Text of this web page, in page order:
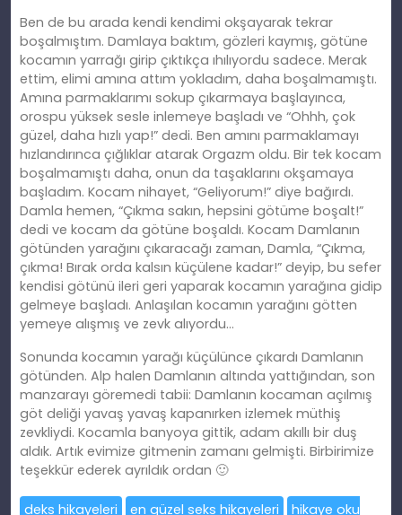
Ben de bu arada kendi kendimi okşayarak tekrar
boşalmıştım. Damlaya baktım, gözleri kaymış, götüne
kocamın yarrağı girip çıktıkça ıhılıyordu sadece. Merak
ettim, elimi amına attım yokladım, daha boşalmamıştı.
Amına parmaklarımı sokup çıkarmaya başlayınca,
orospu yüksek sesle inlemeye başladı ve “Ohhh, çok
güzel, daha hızlı yap!” dedi. Ben amını parmaklamayı
hızlandırınca çığlıklar atarak Orgazm oldu. Bir tek kocam
boşalmamıştı daha, onun da taşaklarını okşamaya
başladım. Kocam nihayet, “Geliyorum!” diye bağırdı.
Damla hemen, “Çıkma sakın, hepsini götüme boşalt!”
dedi ve kocam da götüne boşaldı. Kocam Damlanın
götünden yarağını çıkaracağı zaman, Damla, “Çıkma,
çıkma! Bırak orda kalsın küçülene kadar!” deyip, bu sefer
kendisi götünü ileri geri yaparak kocamın yarağına gidip
gelmeye başladı. Anlaşılan kocamın yarağını götten
yemeye alışmış ve zevk alıyordu…
Sonunda kocamın yarağı küçülünce çıkardı Damlanın
götünden. Alp halen Damlanın altında yattığından, son
manzarayı göremedi tabii: Damlanın kocaman açılmış
göt deliği yavaş yavaş kapanırken izlemek müthiş
zevkliydi. Kocamla banyoya gittik, adam akıllı bir duş
aldık. Artık evimize gitmenin zamanı gelmişti. Birbirimize
teşekkür ederek ayrıldık ordan 🙂
deks hikayeleri en güzel seks hikayeleri hikaye oku